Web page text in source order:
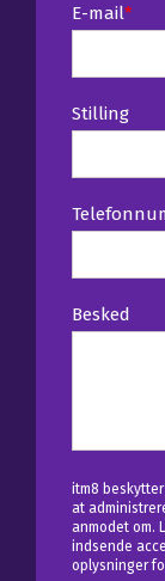
E-mail*
Stilling
Besked
itm8
at
anmodet om.
indsende
oplysninger